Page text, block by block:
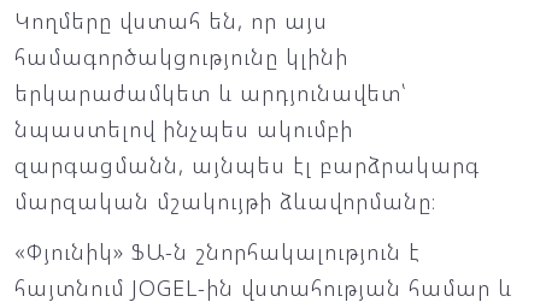
Կողմերը վստահ են, որ այս
համագործակցությունը կլինի
երկարաժամկետ և արդյունավետ՝
նպաստելով ինչպես ակումբի
զարգացմանն, այնպես էլ բարձրակարգ
մարզական մշակույթի ձևավորմանը։
«Փյունիկ» ՖԱ-ն շնորհակալություն է
հայտնում JOGEL-ին վստահության համար և